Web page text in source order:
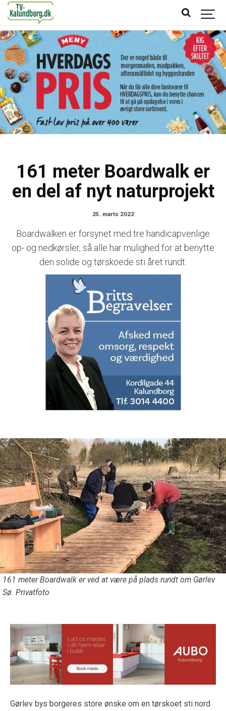
161 meter Boardwalk er
en del af nyt naturprojekt
25. marts 2022
Boardwalken er forsynet med tre handicapvenlige
op- og nedkørsler, så alle har mulighed for at benytte
den solide og tørskoede sti året rundt.
161 meter Boardwalk er ved at være på plads rundt om Gørlev
Sø. Privatfoto
Gørlev bys borgeres store ønske om en tørskoet sti nord